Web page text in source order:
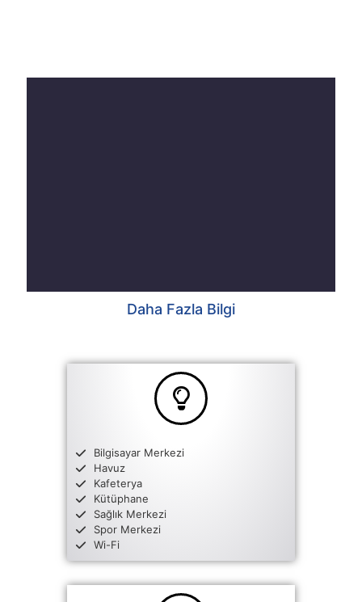
Daha Fazla Bilgi
Bilgisayar Merkezi
Havuz
Kafeterya
Kütüphane
Sağlık Merkezi
Spor Merkezi
Wi-Fi